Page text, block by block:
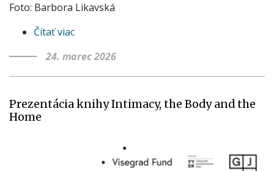
Foto: Barbora Likavská
Čítať viac
Martina
Palkoviča
docentku
24. marec 2026
Prezentácia knihy Intimacy, the Body and the
Home